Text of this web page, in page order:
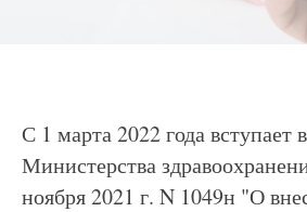
С 1 марта 2022 года вступает
Министерства
ноября 2021 г. N 1049н "О